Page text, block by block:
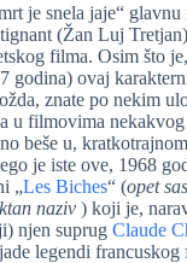
je snela jaje“ glavnu
(Žan Luj
filma. Osim što
godina) ovaj
znate po nekim
u filmovima nekakvog
beše u,
je iste ove, 1968
„Les Biches“ (opet
naziv ) koji je,
njen suprug Claude
legendi francuskog